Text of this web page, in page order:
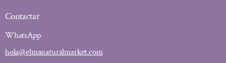
Contactar
WhatsApp
hola@elmanaturalmarket.com